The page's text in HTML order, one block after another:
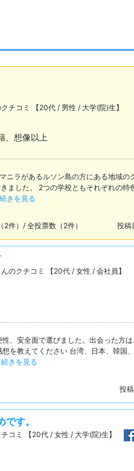
チコミ 【20代 / 男性 / 大学(院)生】
、想像以上
ニラがあるルソン島の方にある地域の
ました。 2つの学校ともそれぞれの特
続きを見る
件）/ 全投票数（2件） 投稿
んのクチコミ 【20代 / 女性 / 会社員】
、安全面で選びました。出会った方
を教えてください 台湾、日本、韓国
続きを見る
投
す。
コミ 【20代 / 女性 / 大学(院)生】